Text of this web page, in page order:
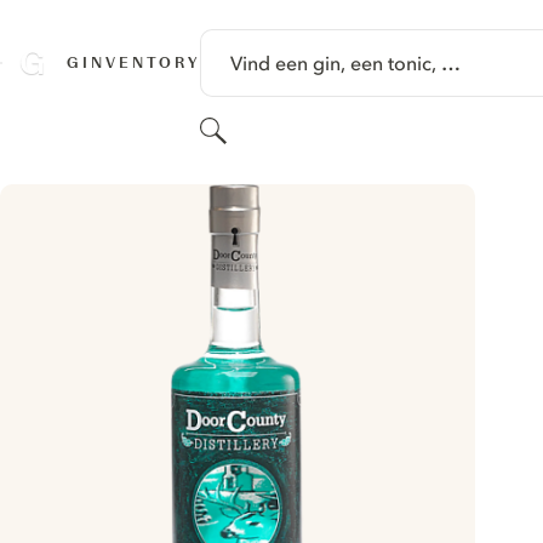
GINVENTORY Vind een gin, een tonic, …
Zoeken